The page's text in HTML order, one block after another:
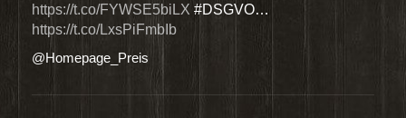
https://t.co/FYWSE5biLX #DSGVO…
https://t.co/LxsPiFmbIb
@Homepage_Preis